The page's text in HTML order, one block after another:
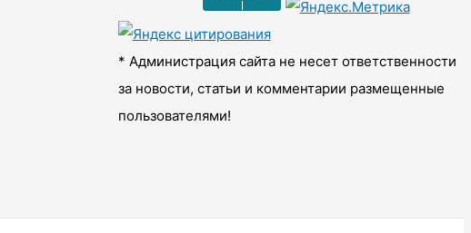
ы
* Администрация сайта не несет ответственности
за новости, статьи и комментарии размещенные
пользователями!